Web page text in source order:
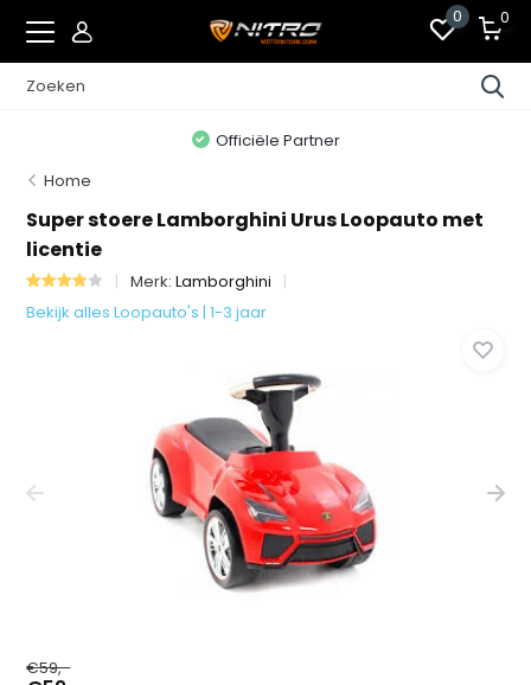
0 0
Officiële Partner
Home
Super stoere Lamborghini Urus Loopauto met
licentie
Merk:Lamborghini
Bekijk alles Loopauto's | 1-3 jaar
€59,-